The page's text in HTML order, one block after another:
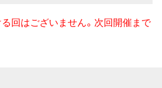
回はございません。次回開催まで